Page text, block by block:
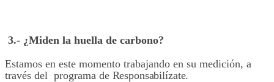
3.- ¿Miden la huella de carbono?
Estamos en este momento trabajando en su medición, a
través del programa de Responsabilízate.